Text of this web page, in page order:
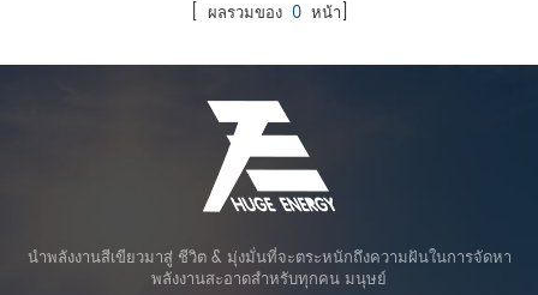
[ ผลรวมของ 0หน้า]
นำพลังงานสีเขียวมาสู่ ชีวิต & มุ่งมั่นที่จะตระหนักถึงความฝันในการจัดหา
พลังงานสะอาดสำหรับทุกคน มนุษย์